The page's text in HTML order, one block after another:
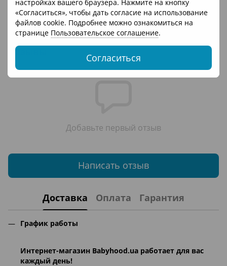
настройках вашего браузера. Нажмите на кнопку
«Согласиться», чтобы дать согласие на использование
файлов cookie. Подробнее можно ознакомиться на
странице Пользовательское соглашение.
Согласиться
сидіння.
Отзывы
Добавьте первый отзыв
Написать отзыв
Доставка Оплата Гарантия
График работы
Интернет-магазин Babyhood.ua работает для вас
каждый день!